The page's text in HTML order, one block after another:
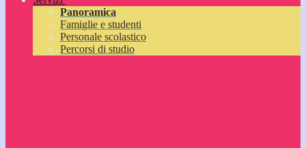
Panoramica
Famiglie e studenti
Personale scolastico
Percorsi di studio